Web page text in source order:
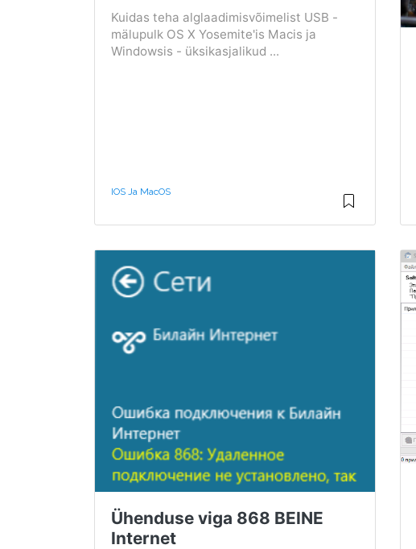
Kuidas teha alglaadimisvõimelist USB -
mälupulk OS X Yosemite'is Macis ja
Windowsis - üksikasjalikud ...
IOS Ja MacOS
Ühenduse viga 868 BEINE
Internet